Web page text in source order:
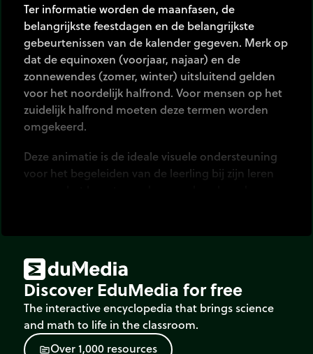
Ter informatie worden de maanfasen, de
belangrijkste feestdagen en de belangrijkste
gebeurtenissen van de kalender gegeven. Merk op
dat de equinoxen (voorjaar, najaar) en de
zonnewendes (zomer, winter) uitsluitend gelden
voor het noordelijk halfrond. Voor mensen op het
zuidelijk halfrond moeten deze termen worden
omgekeerd.
Deze animatie is de ideale visuele ondersteuning
voor het begeleiden van de leerling bij zijn leren
Welke dag is het? Wat is de datum van
Hoeveel maanden zitten er in een jaar?
Welke datum is het morgen? Wat voor dag was
het gisteren? Gisteren was dinsdag, welke dag
is het morgen?
Hoeveel weken zijn er in maart? Hoeveel
Discover EduMedia for free
The interactive encyclopedia that brings science
and math to life in the classroom.
sourceOver1,000 resources